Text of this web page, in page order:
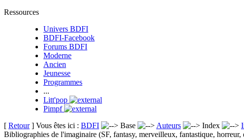
Ressources
Univers BDFI
BDFI-Facebook
Forums BDFI
Moderne
Ancien
Jeunesse
Programmes
...
Litt'pop
Pimpf
[ Retour] Vous êtes ici : BDFI Base Auteurs Index
Bibliographies de l'imaginaire (SF, fantasy, merveilleux, fantastique, horreur,